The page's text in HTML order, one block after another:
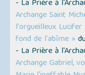
- La Prière à
Archange Saint
l'orgueilleux
fond de l'abîme »
- La Prière à
Archange Gabriel,